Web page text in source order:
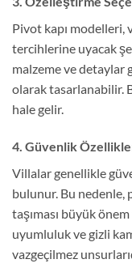
Pivot kapı modelleri,
tercihlerine uyacak
malzeme ve detaylar
olarak tasarlanabilir.
hale gelir.
4. Güvenlik
Villalar genellikle
bulunur. Bu nedenle,
taşıması büyük
uyumluluk ve gizli
vazgeçilmez